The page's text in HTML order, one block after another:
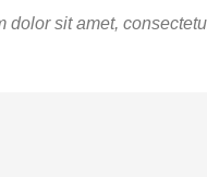
sit amet,